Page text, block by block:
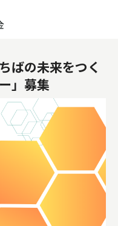
ばの未来をつく
」募集